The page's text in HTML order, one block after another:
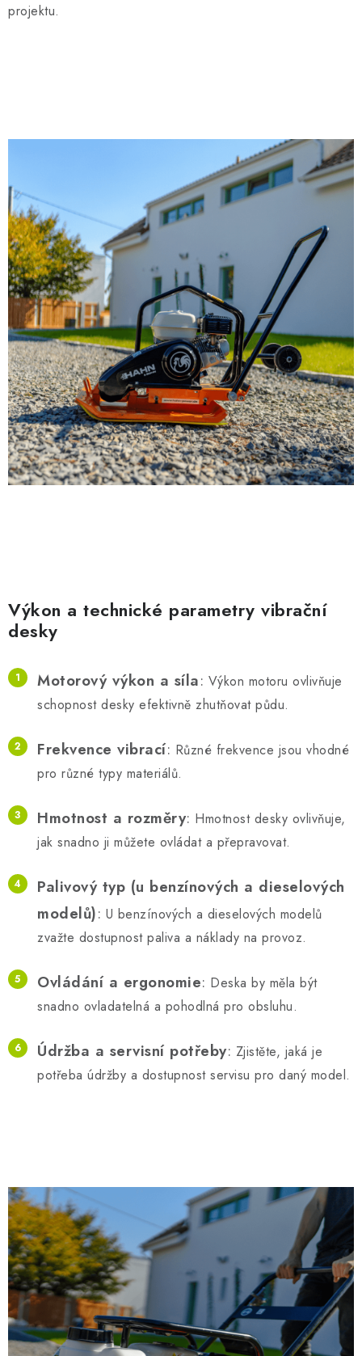
projektu.
Výkon a technické parametry vibrační
desky
Motorový výkon a síla: Výkon motoru ovlivňuje
schopnost desky efektivně zhutňovat půdu.
Frekvence vibrací: Různé frekvence jsou vhodné
pro různé typy materiálů.
Hmotnost a rozměry: Hmotnost desky ovlivňuje,
jak snadno ji můžete ovládat a přepravovat.
Palivový typ (u benzínových a dieselových
modelů): U benzínových a dieselových modelů
zvažte dostupnost paliva a náklady na provoz.
Ovládání a ergonomie: Deska by měla být
snadno ovladatelná a pohodlná pro obsluhu.
Údržba a servisní potřeby: Zjistěte, jaká je
potřeba údržby a dostupnost servisu pro daný model.